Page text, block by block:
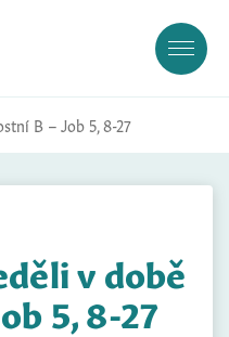
B – Job 5, 8-27
v době
5, 8-27